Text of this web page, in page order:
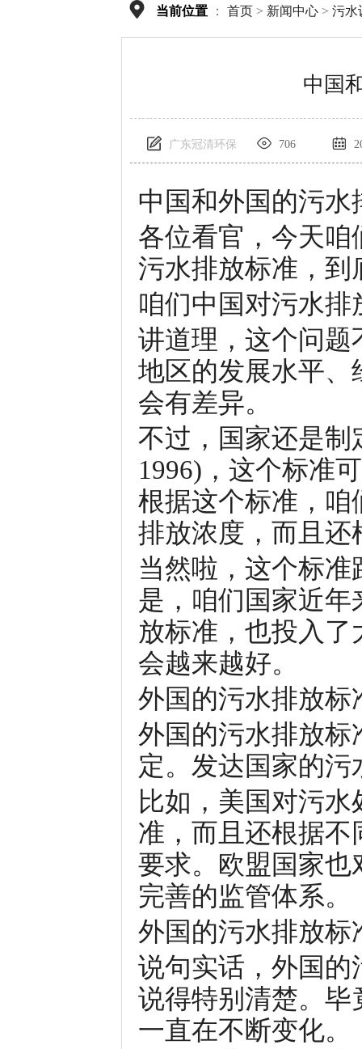
当前位置 ： 首页 > 新闻中心 > 污水
中国
广东冠清环保 706
中国和外国的污
各位看官，今天
污水排放标准，到
咱们中国对污水排
讲道理，这个问题
地区的发展水平、
会有差异。
不过，国家还是
1996)，这个标准
根据这个标准，咱
排放浓度，而且还
当然啦，这个标
是，咱们国家近
放标准，也投入
会越来越好。
外国的污水排放标
外国的污水排放标
定。发达国家的
比如，美国对污
准，而且还根据
要求。欧盟国家也
完善的监管体系。
外国的污水排放标
说句实话，外国的
说得特别清楚。毕
一直在不断变化。